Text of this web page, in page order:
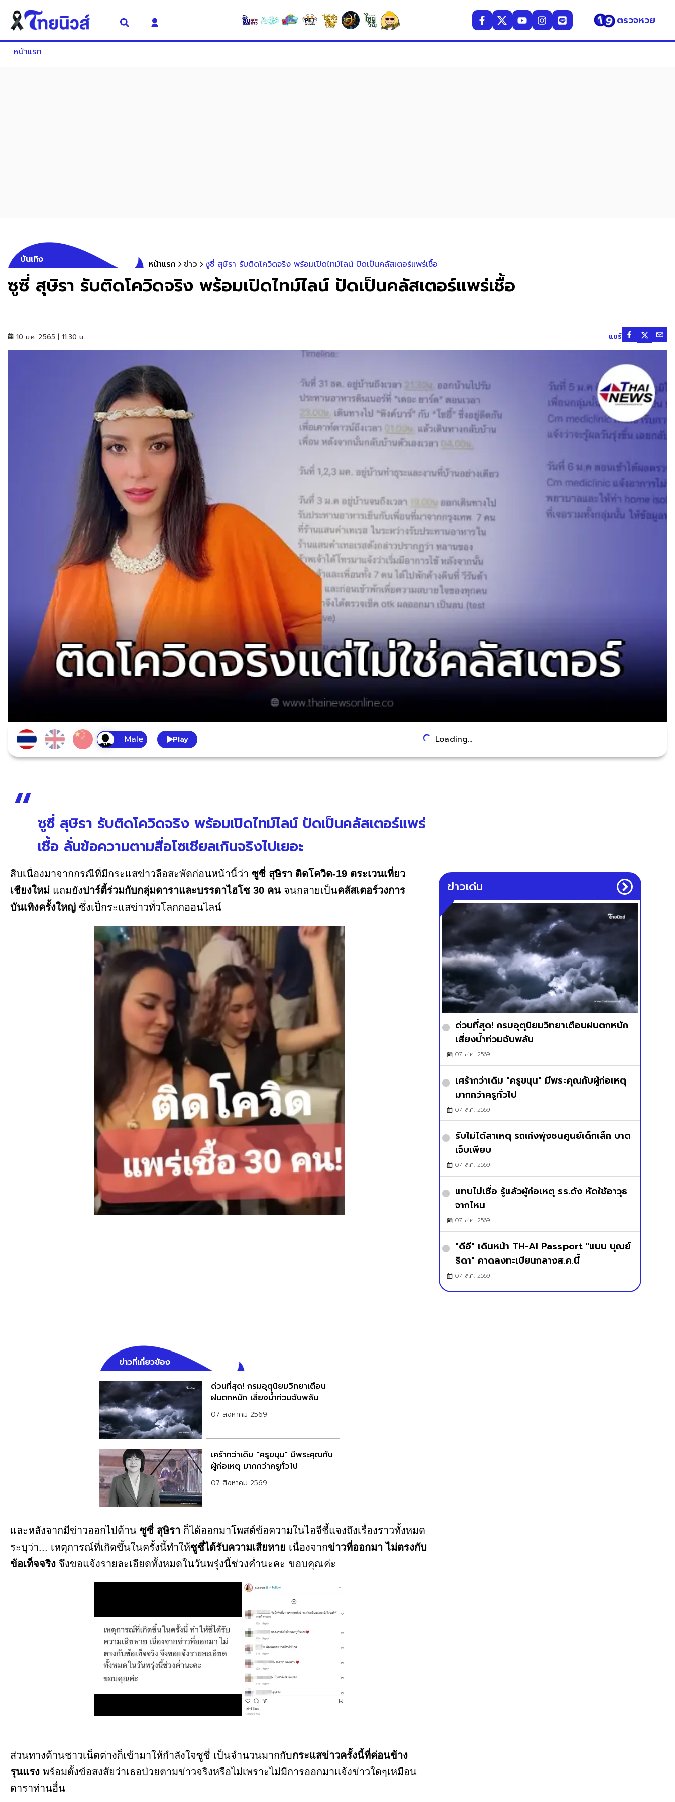
ตรวจหวย
หน้าแรก
บันเทิง หน้าแรก ข่าว ซูซี่ สุษิรา รับติดโควิดจริง พร้อมเปิดไทม์ไลน์ ปัดเป็นคลัสเตอร์แพร่เชื้อ
ซูซี่ สุษิรา รับติดโควิดจริง พร้อมเปิดไทม์ไลน์ ปัดเป็นคลัสเตอร์แพร่เชื้อ
10 ม.ค. 2565 | 11:30 น. แชร์
Play Loading...
ซูซี่ สุษิรา รับติดโควิดจริง พร้อมเปิดไทม์ไลน์ ปัดเป็นคลัสเตอร์แพร่
เชื้อ ลั่นข้อความตามสื่อโซเชียลเกินจริงไปเยอะ
สืบเนื่องมาจากกรณีที่มีกระแสข่าวลือสะพัดก่อนหน้านี้ว่า ซูซี่ สุษิรา ติดโควิด-19 ตระเวนเที่ยว
เชียงใหม่ แถมยังปาร์ตี้ร่วมกับกลุ่มดาราและบรรดาไฮโซ 30 คน จนกลายเป็นคลัสเตอร์วงการ
บันเทิงครั้งใหญ่ ซึ่งเป็กระแสข่าวทั่วโลกกออนไลน์
ข่าวที่เกี่ยวข้อง
ด่วนที่สุด! กรมอุตุนิยมวิทยาเตือน
ฝนตกหนัก เสี่ยงน้ำท่วมฉับพลัน
07 สิงหาคม 2569
เศร้ากว่าเดิม "ครูขนุน" มีพระคุณกับ
ผู้ก่อเหตุ มากกว่าครูทั่วไป
07 สิงหาคม 2569
และหลังจากมีข่าวออกไปด้าน ซูซี่ สุษิรา ก็ได้ออกมาโพสต์ข้อความในไอจีชี้แจงถึงเรื่องราวทั้งหมด
ระบุว่า... เหตุการณ์ที่เกิดขึ้นในครั้งนี้ทำให้ซูซี่ได้รับความเสียหาย เนื่องจากข่าวที่ออกมา ไม่ตรงกับ
ข้อเท็จจริง จึงขอแจ้งรายละเอียดทั้งหมดในวันพรุ่งนี้ช่วงค่ำนะคะ ขอบคุณค่ะ
ส่วนทางด้านชาวเน็ตต่างก็เข้ามาให้กำลังใจซูซี่ เป็นจำนวนมากกับกระแสข่าวครั้งนี้ที่ค่อนข้าง
รุนแรง พร้อมตั้งข้อสงสัยว่าเธอป่วยตามข่าวจริงหรือไม่เพราะไม่มีการออกมาแจ้งข่าวใดๆเหมือน
ดาราท่านอื่น
ข่าวเด่น
ด่วนที่สุด! กรมอุตุนิยมวิทยาเตือนฝนตกหนัก
เสี่ยงน้ำท่วมฉับพลัน
07 ส.ค. 2569
เศร้ากว่าเดิม "ครูขนุน" มีพระคุณกับผู้ก่อเหตุ
มากกว่าครูทั่วไป
07 ส.ค. 2569
รับไม่ได้สาเหตุ รถเก๋งพุ่งชนศูนย์เด็กเล็ก บาด
เจ็บเพียบ
07 ส.ค. 2569
แทบไม่เชื่อ รู้แล้วผู้ก่อเหตุ รร.ดัง หัดใช้อาวุธ
จากไหน
07 ส.ค. 2569
"ดีอี" เดินหน้า TH-AI Passport "แนน บุณย์
ธิดา" คาดลงทะเบียนกลางส.ค.นี้
07 ส.ค. 2569